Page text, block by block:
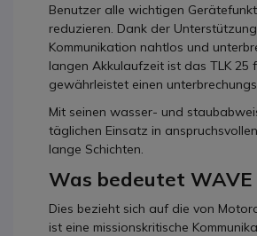
Benutzer alle wichtigen
reduzieren. Dank der
Kommunikation nahtlos und
langen Akkulaufzeit ist das TLK 25
gewährleistet einen
Mit seinen wasser- und
täglichen Einsatz in
lange Schichten.
Was bedeutet WAVE
Dies bezieht sich auf die von
ist eine missionskritische